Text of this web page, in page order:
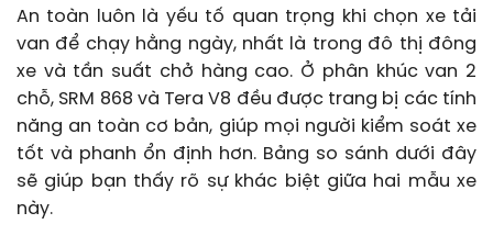
An toàn luôn là yếu tố quan trọng khi chọn xe tải
van để chạy hằng ngày, nhất là trong đô thị đông
xe và tần suất chở hàng cao. Ở phân khúc van 2
chỗ, SRM 868 và Tera V8 đều được trang bị các tính
năng an toàn cơ bản, giúp mọi người kiểm soát xe
tốt và phanh ổn định hơn. Bảng so sánh dưới đây
sẽ giúp bạn thấy rõ sự khác biệt giữa hai mẫu xe
này.